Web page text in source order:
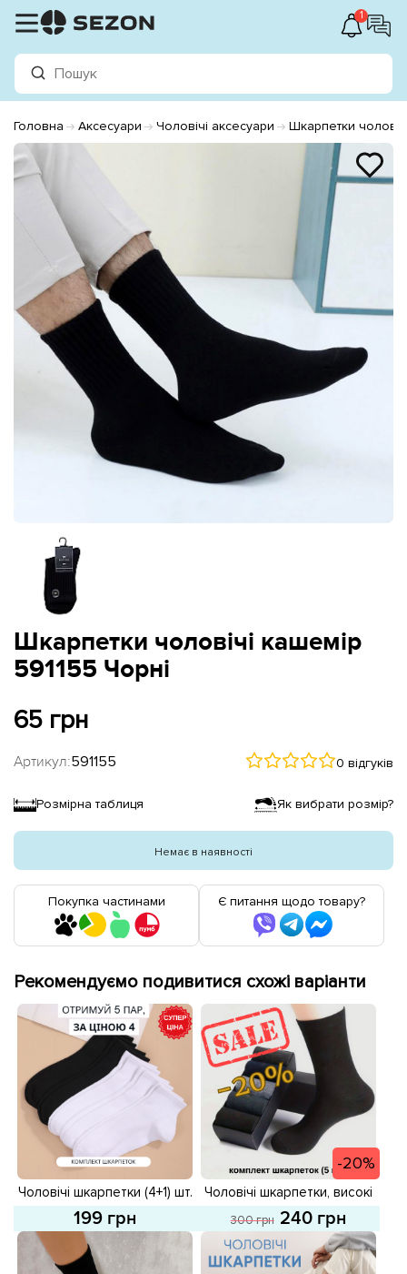
1
Головна Аксесуари Чоловічі аксесуари Шкарпетки
Шкарпетки чоловічі кашемір
591155 Чорні
65 грн
Артикул:591155 0 відгуків
Розмірна таблиця Як вибрати розмір?
Немає в наявності
Покупка частинами Є питання щодо товару?
Рекомендуємо подивитися схожі варіанти
Чоловічі шкарпетки (4+1) шт.
579131
199 грн
-20%
Чоловічі шкарпетки, високі
(5 пар) 590709 Асорті
розпродаж
300 грн 240 грн